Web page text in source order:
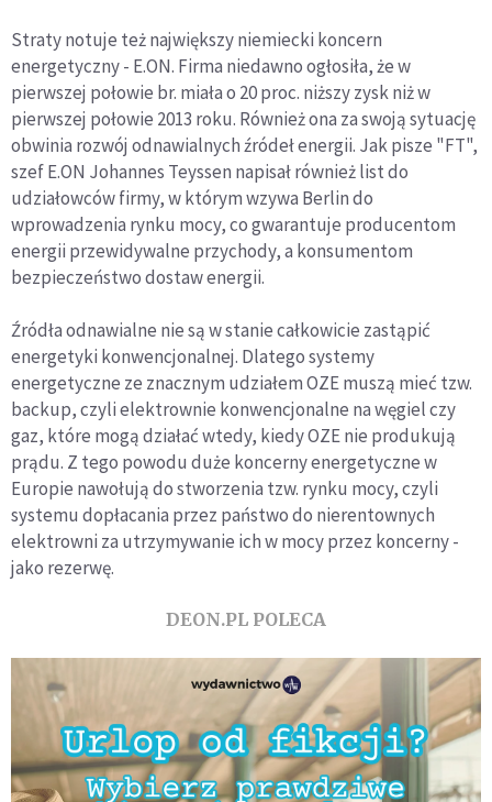
Straty notuje też największy niemiecki koncern
energetyczny - E.ON. Firma niedawno ogłosiła, że w
pierwszej połowie br. miała o 20 proc. niższy zysk niż w
pierwszej połowie 2013 roku. Również ona za swoją sytuację
obwinia rozwój odnawialnych źródeł energii. Jak pisze "FT",
szef E.ON Johannes Teyssen napisał również list do
udziałowców firmy, w którym wzywa Berlin do
wprowadzenia rynku mocy, co gwarantuje producentom
energii przewidywalne przychody, a konsumentom
bezpieczeństwo dostaw energii.
Źródła odnawialne nie są w stanie całkowicie zastąpić
energetyki konwencjonalnej. Dlatego systemy
energetyczne ze znacznym udziałem OZE muszą mieć tzw.
backup, czyli elektrownie konwencjonalne na węgiel czy
gaz, które mogą działać wtedy, kiedy OZE nie produkują
prądu. Z tego powodu duże koncerny energetyczne w
Europie nawołują do stworzenia tzw. rynku mocy, czyli
systemu dopłacania przez państwo do nierentownych
elektrowni za utrzymywanie ich w mocy przez koncerny -
jako rezerwę.
DEON.PL POLECA